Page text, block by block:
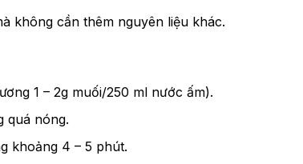
không cần thêm nguyên liệu khác.
1 – 2g muối/250 ml nước ấm).
quá nóng.
khoảng 4 – 5 phút.